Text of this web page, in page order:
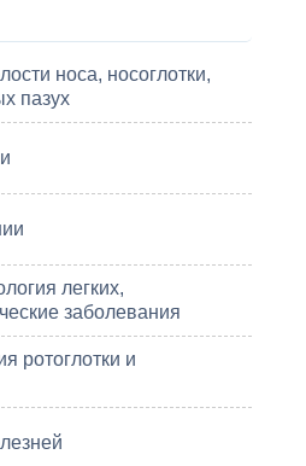
носа, носоглотки,
пазух
легких,
заболевания
ротоглотки и